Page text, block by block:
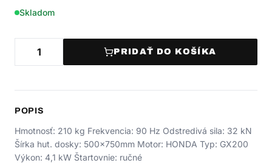
Skladom
PRIDAŤ DO KOŠÍKA
POPIS
Hmotnosť: 210 kg Frekvencia: 90 Hz Odstredivá sila: 32 kN
Šírka hut. dosky: 500x750mm Motor: HONDA Typ: GX200
Výkon: 4,1 kW Štartovnie: ručné